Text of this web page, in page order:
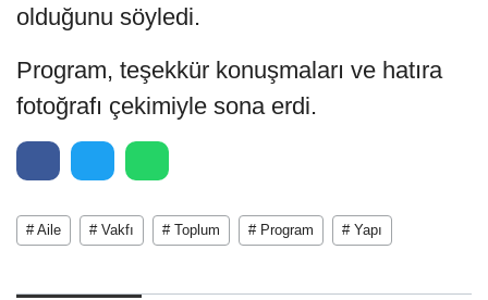
olduğunu söyledi.
Program, teşekkür konuşmaları ve hatıra
fotoğrafı çekimiyle sona erdi.
# Aile # Vakfı # Toplum # Program # Yapı